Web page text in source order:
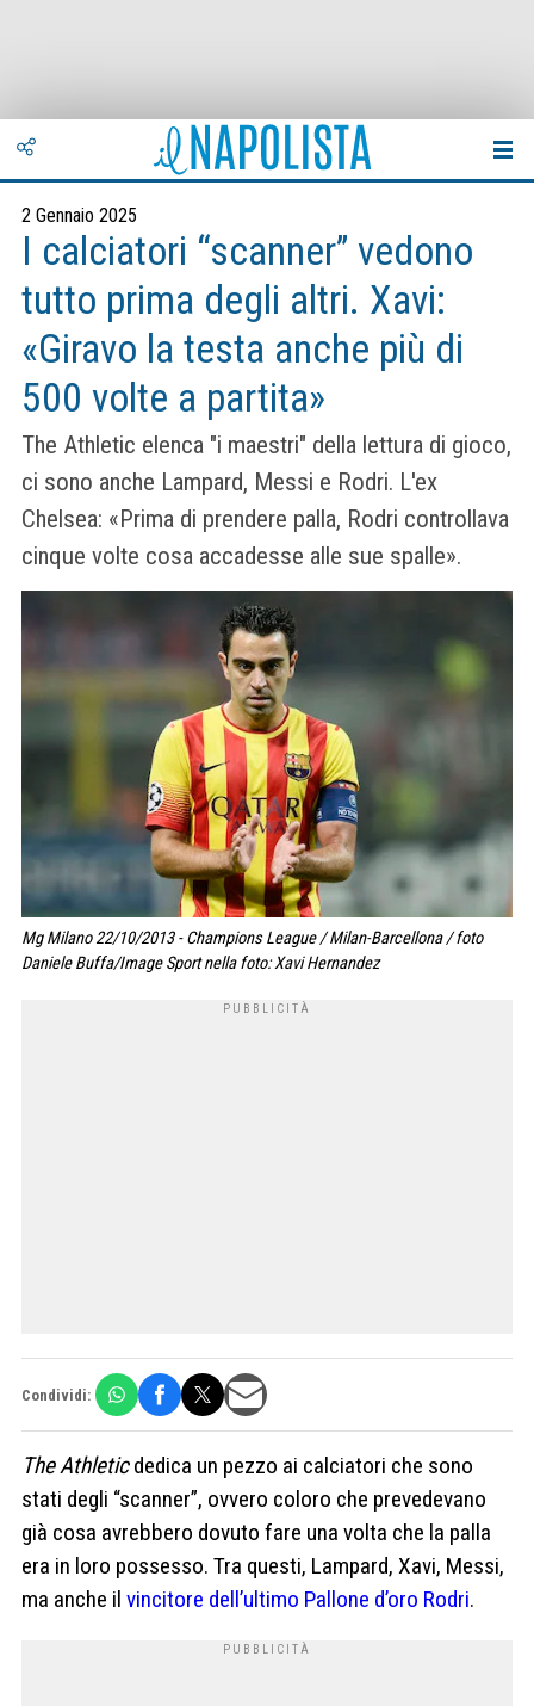
2 Gennaio 2025
I calciatori “scanner” vedono
tutto prima degli altri. Xavi:
«Giravo la testa anche più di
500 volte a partita»
The Athletic elenca "i maestri" della lettura di gioco,
ci sono anche Lampard, Messi e Rodri. L'ex
Chelsea: «Prima di prendere palla, Rodri controllava
cinque volte cosa accadesse alle sue spalle».
Mg Milano 22/10/2013 - Champions League / Milan-Barcellona / foto
Daniele Buffa/Image Sport nella foto: Xavi Hernandez
Condividi:
The Athleticdedica un pezzo ai calciatori che sono
stati degli “scanner”, ovvero coloro che prevedevano
già cosa avrebbero dovuto fare una volta che la palla
era in loro possesso. Tra questi, Lampard, Xavi, Messi,
ma anche il vincitore dell’ultimo Pallone d’oro Rodri.